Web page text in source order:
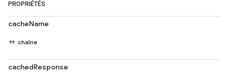
PROPRIÉTÉS
cacheName
chaîne
cachedResponse